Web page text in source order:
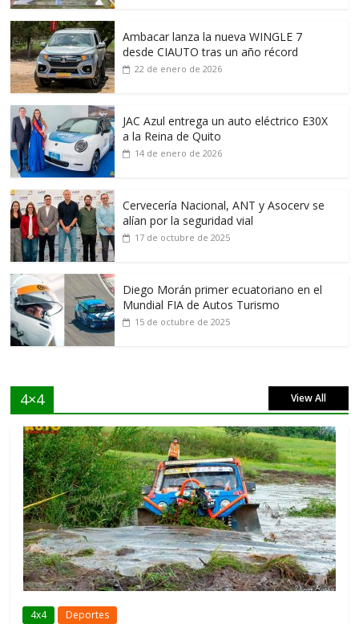
Ambacar lanza la nueva WINGLE 7
desde CIAUTO tras un año récord
22 de enero de 2026
JAC Azul entrega un auto eléctrico E30X
a la Reina de Quito
14 de enero de 2026
Cervecería Nacional, ANT y Asocerv se
alían por la seguridad vial
17 de octubre de 2025
Diego Morán primer ecuatoriano en el
Mundial FIA de Autos Turismo
15 de octubre de 2025
4×4 View All
4x4 Deportes